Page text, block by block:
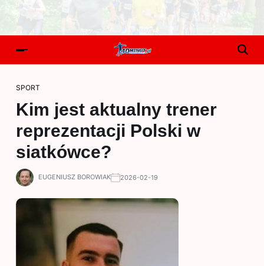
SPORT
Kim jest aktualny trener
reprezentacji Polski w
siatkówce?
EUGENIUSZ BOROWIAK 2026-02-19